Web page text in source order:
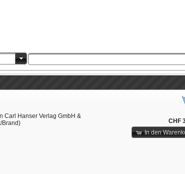
Carl Hanser Verlag GmbH &
Brand)
CHF
In den